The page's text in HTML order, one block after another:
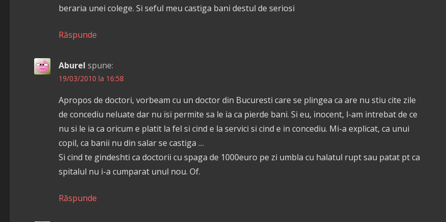
beraria unei colege. Si seful meu castiga bani destul de seriosi
Răspunde
Aburel spune:
19/03/2010 la 16:58
Apropos de doctori, vorbeam cu un doctor din Bucuresti care se plingea ca are nu stiu cite zile
de concediu neluate dar nu isi permite sa le ia ca pierde bani. Si eu, inocent, l-am intrebat de ce
nu si le ia ca oricum e platit la fel si cind e la servici si cind e in concediu. Mi-a explicat, ca unui
copil, ca banii nu din salar se castiga …
Si cind te gindeshti ca doctorii cu spaga de 1000euro pe zi umbla cu halatul rupt sau patat pt ca
spitalul nu i-a cumparat unul nou. Of.
Răspunde